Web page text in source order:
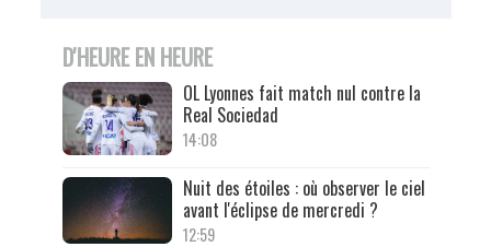
D'HEURE EN HEURE
OL Lyonnes fait match nul contre la
Real Sociedad
14:08
Nuit des étoiles : où observer le ciel
avant l'éclipse de mercredi ?
12:59